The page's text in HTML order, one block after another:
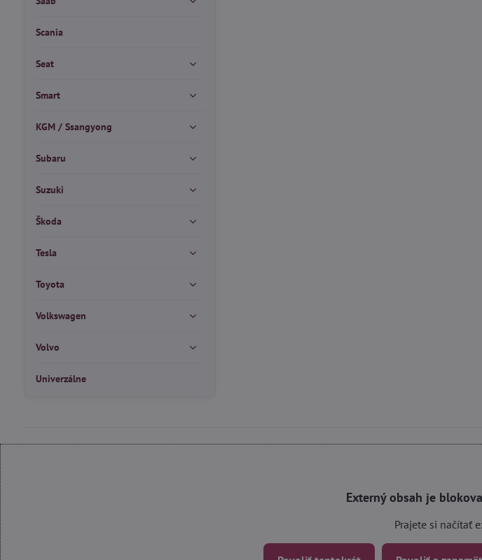
Scania
Seat
Smart
KGM / Ssangyong
Subaru
Suzuki
Škoda
Tesla
Toyota
Volkswagen
Volvo
Univerzálne
Externý obsah je
Prajete si načítať